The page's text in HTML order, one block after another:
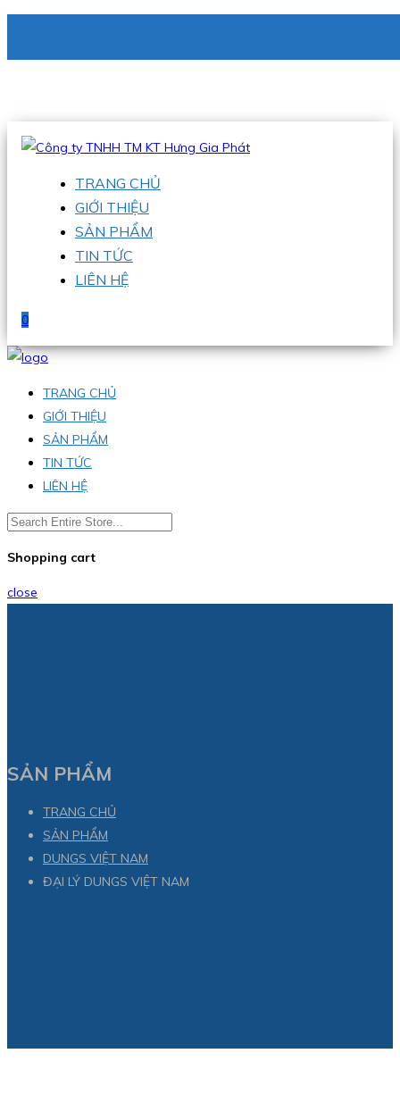
Hotline:0938 336 079
TRANG CHỦ
GIỚI THIỆU
SẢN PHẨM
TIN TỨC
LIÊN HỆ
0
TRANG CHỦ
GIỚI THIỆU
SẢN PHẨM
TIN TỨC
LIÊN HỆ
Shopping cart
close
SẢN PHẨM
TRANG CHỦ
SẢN PHẨM
DUNGS VIỆT NAM
ĐẠI LÝ DUNGS VIỆT NAM